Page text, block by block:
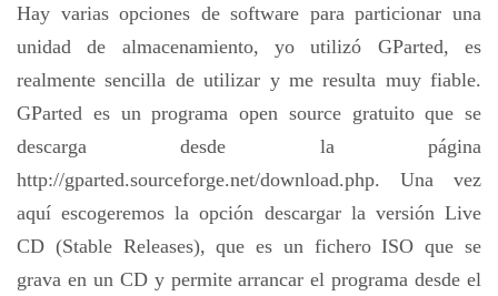
Hay varias opciones de software para particionar una
unidad de almacenamiento, yo utilizó GParted, es
realmente sencilla de utilizar y me resulta muy fiable.
GParted es un programa open source gratuito que se
descarga desde la página
http://gparted.sourceforge.net/download.php. Una vez
aquí escogeremos la opción descargar la versión Live
CD (Stable Releases), que es un fichero ISO que se
grava en un CD y permite arrancar el programa desde el